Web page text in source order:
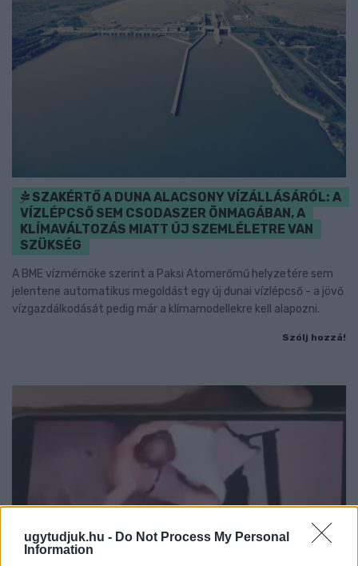
ugytudjuk.hu - Do Not Process My Personal
Information
SZAKÉRTŐ A DUNA ALACSONY VÍZÁLLÁSÁRÓL: A
VÍZLÉPCSŐ SEM CSODASZER ÖNMAGÁBAN, A
KLÍMAVÁLTOZÁS MIATT ÚJ SZEMLÉLETRE VAN
SZÜKSÉG
A BME vízmérnöke szerint a Paksi Atomerőmű helyzetére sem
jelentene automatikus megoldást egy új dunai vízlépcső - a jövő
vízgazdálkodását pedig már a klímamodellekre kell alapozni.
Szólj hozzá!